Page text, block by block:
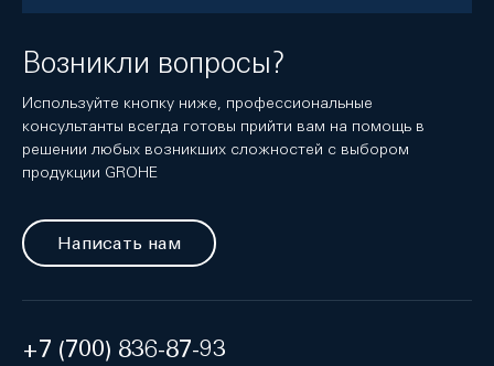
Возникли вопросы?
Используйте кнопку ниже, профессиональные
консультанты всегда готовы прийти вам на помощь в
решении любых возникших сложностей с выбором
продукции GROHE
Написать нам
+7 (700) 836-87-93